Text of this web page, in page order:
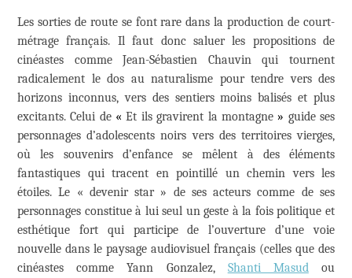
Les sorties de route se font rare dans la production de court-
métrage français. Il faut donc saluer les propositions de
cinéastes comme Jean-Sébastien Chauvin qui tournent
radicalement le dos au naturalisme pour tendre vers des
horizons inconnus, vers des sentiers moins balisés et plus
excitants. Celui de «Et ils gravirent la montagne» guide ses
personnages d’adolescents noirs vers des territoires vierges,
où les souvenirs d’enfance se mêlent à des éléments
fantastiques qui tracent en pointillé un chemin vers les
étoiles. Le « devenir star » de ses acteurs comme de ses
personnages constitue à lui seul un geste à la fois politique et
esthétique fort qui participe de l’ouverture d’une voie
nouvelle dans le paysage audiovisuel français (celles que des
cinéastes comme Yann Gonzalez, Shanti Masudou